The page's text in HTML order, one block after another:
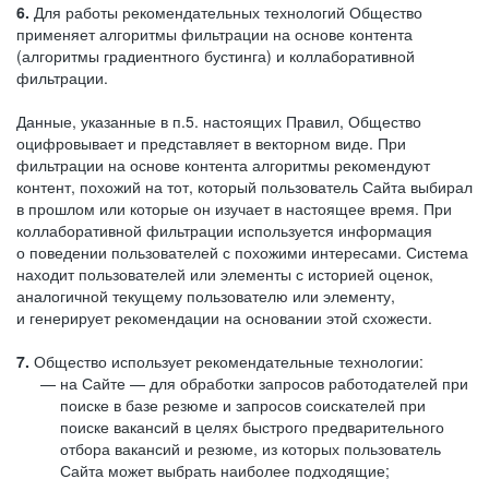
6. Для работы рекомендательных технологий Общество
применяет алгоритмы фильтрации на основе контента
(алгоритмы градиентного бустинга) и коллаборативной
фильтрации.
Данные, указанные в п.5. настоящих Правил, Общество
оцифровывает и представляет в векторном виде. При
фильтрации на основе контента алгоритмы рекомендуют
контент, похожий на тот, который пользователь Сайта выбирал
в прошлом или которые он изучает в настоящее время. При
коллаборативной фильтрации используется информация
о поведении пользователей с похожими интересами. Система
находит пользователей или элементы с историей оценок,
аналогичной текущему пользователю или элементу,
и генерирует рекомендации на основании этой схожести.
7. Общество использует рекомендательные технологии:
на Сайте — для обработки запросов работодателей при
поиске в базе резюме и запросов соискателей при
поиске вакансий в целях быстрого предварительного
отбора вакансий и резюме, из которых пользователь
Сайта может выбрать наиболее подходящие;